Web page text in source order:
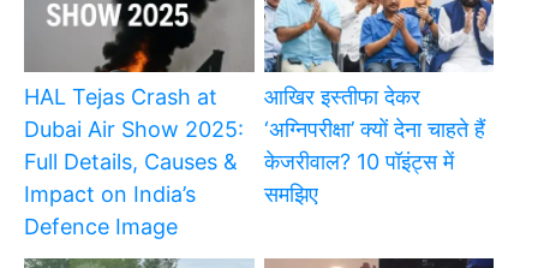
HAL Tejas Crash at
Dubai Air Show 2025:
Full Details, Causes &
Impact on India’s
Defence Image
आखिर इस्तीफा देकर
‘अग्निपरीक्षा’ क्यों देना चाहते हैं
केजरीवाल? 10 पॉइंट्स में
समझिए